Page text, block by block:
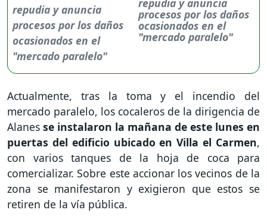
repudia y anuncia
procesos por los daños
ocasionados en el
"mercado paralelo"
Actualmente, tras la toma y el incendio del
mercado paralelo, los cocaleros de la dirigencia de
Alanes se instalaron la mañana de este lunes en
puertas del edificio ubicado en Villa el Carmen,
con varios tanques de la hoja de coca para
comercializar. Sobre este accionar los vecinos de la
zona se manifestaron y exigieron que estos se
retiren de la vía pública.